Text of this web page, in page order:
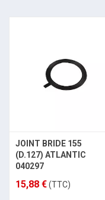
JOINT BRIDE 155
(D.127) ATLANTIC
040297
15,88 €(TTC)